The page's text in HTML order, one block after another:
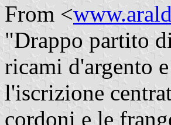
From <
"Drappo partito
ricami d'argento
l'iscrizione
cordoni e le